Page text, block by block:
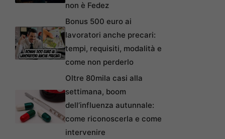
non è Fedez
Bonus 500 euro ai
lavoratori anche precari:
tempi, requisiti, modalità e
come non perderlo
Oltre 80mila casi alla
settimana, boom
dell’influenza autunnale:
come riconoscerla e come
intervenire